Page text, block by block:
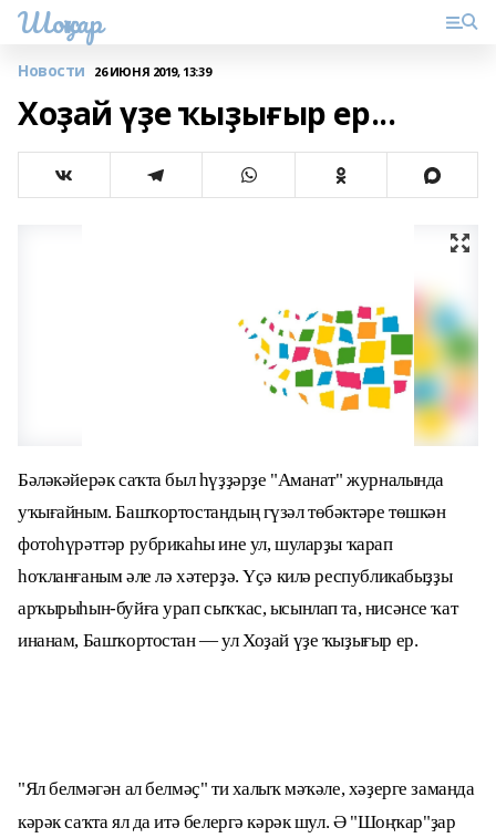
Шоңҡар
Новости 26 ИЮНЯ 2019, 13:39
Хоҙай үҙе ҡыҙығыр ер...
Бәләкәйерәк саҡта был һүҙҙәрҙе "Аманат" журналында
уҡығайным. Башҡортостандың гүзәл төбәктәре төшкән
фотоһүрәттәр рубрикаһы ине ул, шуларҙы ҡарап
һоҡланғаным әле лә хәтерҙә. Үҫә килә республикабыҙҙы
арҡырыһын-буйға урап сыҡҡас, ысынлап та, нисәнсе ҡат
инанам, Башҡортостан — ул Хоҙай үҙе ҡыҙығыр ер.
"Ял белмәгән ал белмәҫ" ти халыҡ мәҡәле, хәҙерге заманда
кәрәк саҡта ял да итә белергә кәрәк шул. Ә "Шоңҡар"ҙар